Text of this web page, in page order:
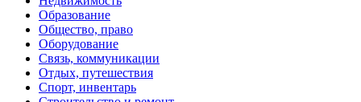
Образование
Общество, право
Оборудование
Связь, коммуникации
Отдых, путешествия
Спорт, инвентарь